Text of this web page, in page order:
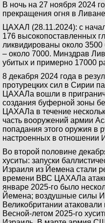
В ночь на 27 ноября 2024
прекращения огня в
ЦАХАЛ (28.11.2024): с
176 высокопоставленных
ликвидированы около
– около 7000. Минздрав
убитых и примерно 17000
8 декабря 2024 года в
протурецких сил в Сирии
ЦАХАЛа вошли в
создания буферной зоны
ЦАХАЛа в течение
часть вооружений армии
попадания этого оружия в
настроенных в отношении
Во второй половине
хуситы: запуски
Израиля из Йемена стали
времени ВВС ЦАХАЛа
январе 2025-го было
Йемена; воздушные силы
Великобритании атаковали
Весной-летом 2025-го